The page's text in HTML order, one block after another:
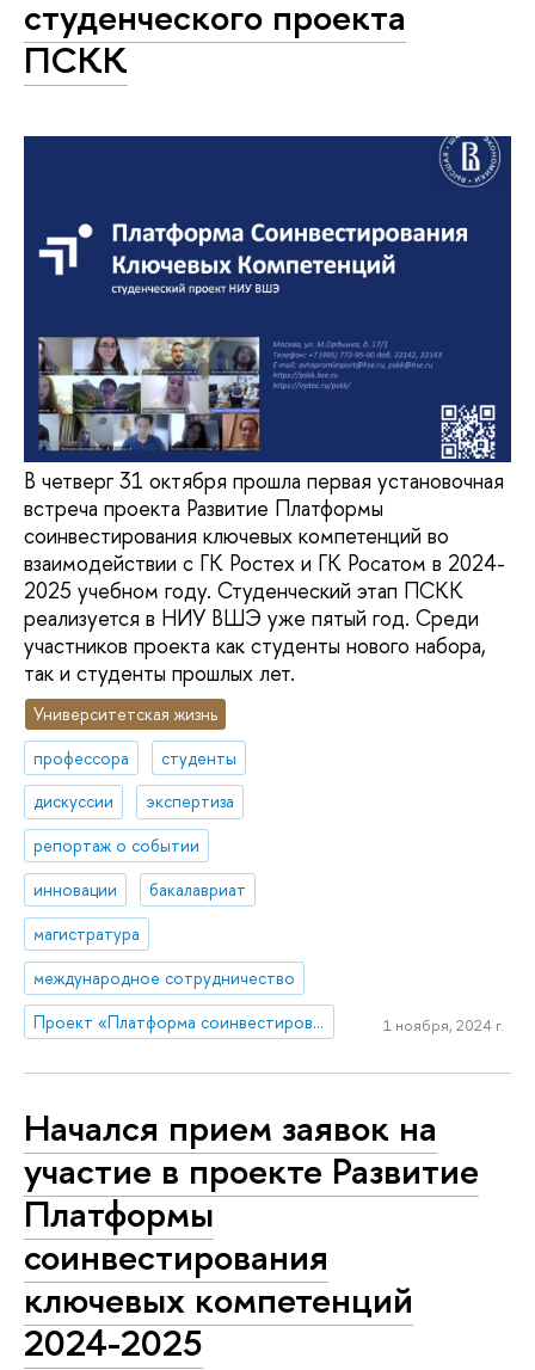
студенческого проекта
ПСКК
В четверг 31 октября прошла первая установочная
встреча проекта Развитие Платформы
соинвестирования ключевых компетенций во
взаимодействии с ГК Ростех и ГК Росатом в 2024-
2025 учебном году. Студенческий этап ПСКК
реализуется в НИУ ВШЭ уже пятый год. Среди
участников проекта как студенты нового набора,
так и студенты прошлых лет.
Университетская жизнь
профессора
студенты
дискуссии
экспертиза
репортаж о событии
инновации
бакалавриат
магистратура
международное сотрудничество
Проект «Платформа соинвестирования ключевых компетенций»
1 ноября, 2024 г.
Начался прием заявок на
участие в проекте Развитие
Платформы
соинвестирования
ключевых компетенций
2024-2025